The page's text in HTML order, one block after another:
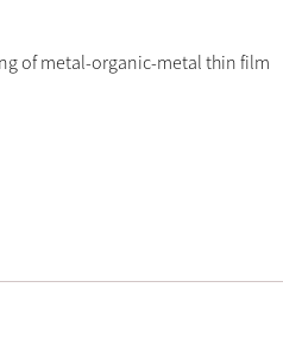
of metal-organic-metal thin film